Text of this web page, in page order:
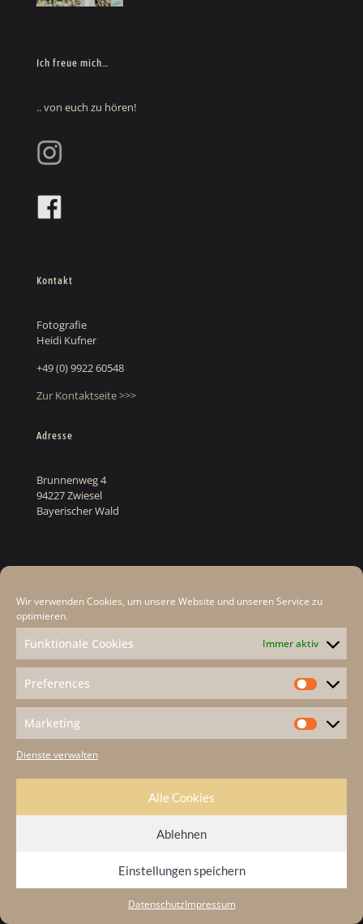
Wir verwenden Cookies, um unsere Website und unseren Service zu
optimieren.
Funktionale Cookies Immer aktiv
Preferences
Marketing
Dienste verwalten
Alle Cookies
Ablehnen
Einstellungen speichern
DatenschutzImpressum
Ich freue mich…
.. von euch zu hören!
Kontakt
Fotografie
Heidi Kufner
+49 (0) 9922 60548
Zur Kontaktseite >>>
Adresse
Brunnenweg 4
94227 Zwiesel
Bayerischer Wald
Datenschutz
Cookie-Hinweis
Impressum
Kontakt
werbestoff.de